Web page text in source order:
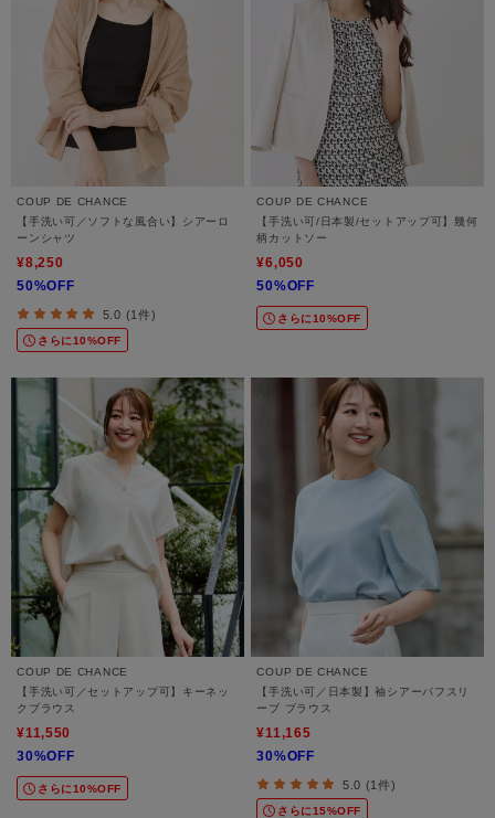
COUP DE CHANCE
【手洗い可／ソフトな風合い】シアーロ
ーンシャツ
¥8,250
50%OFF
5.0 (1件)
さらに10%OFF
COUP DE CHANCE
【手洗い可/日本製/セットアップ可】幾何
柄カットソー
¥6,050
50%OFF
さらに10%OFF
COUP DE CHANCE
【手洗い可／セットアップ可】キーネッ
クブラウス
¥11,550
30%OFF
さらに10%OFF
COUP DE CHANCE
【手洗い可／日本製】袖シアーパフスリ
ーブ ブラウス
¥11,165
30%OFF
5.0 (1件)
さらに15%OFF